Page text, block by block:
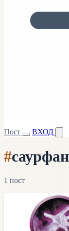
Пост ВХОД
#
1 пост